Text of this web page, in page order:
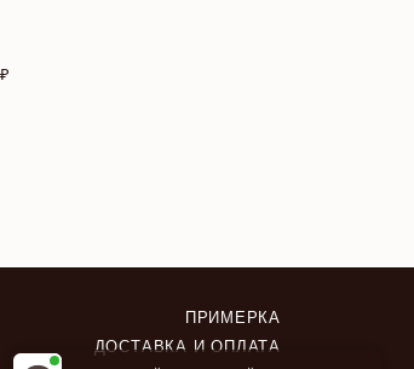
ПРИМЕРКА
ДОСТАВКА И ОПЛАТА